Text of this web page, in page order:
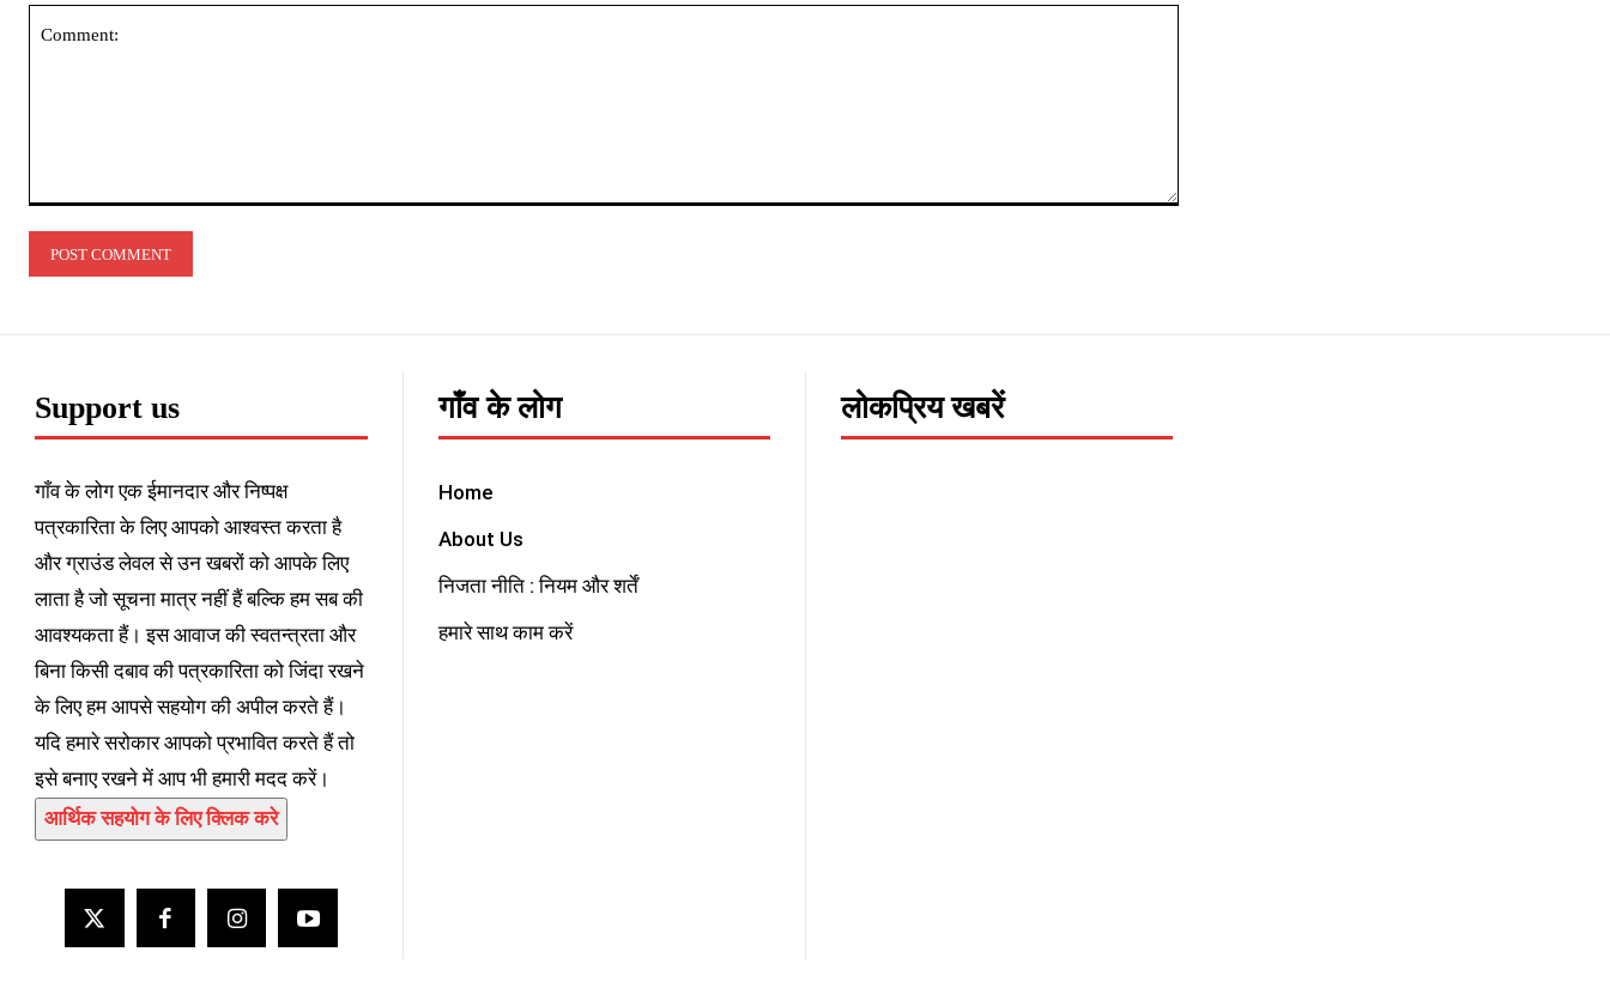
Support us
गाँव के लोग एक ईमानदार और निष्पक्ष
पत्रकारिता के लिए आपको आश्वस्त करता है
और ग्राउंड लेवल से उन खबरों को आपके लिए
लाता है जो सूचना मात्र नहीं हैं बल्कि हम सब की
आवश्यकता हैं। इस आवाज की स्वतन्त्रता और
बिना किसी दबाव की पत्रकारिता को जिंदा रखने
के लिए हम आपसे सहयोग की अपील करते हैं।
यदि हमारे सरोकार आपको प्रभावित करते हैं तो
इसे बनाए रखने में आप भी हमारी मदद करें।
आर्थिक सहयोग के लिए क्लिक करे
गाँव के लोग
Home
About Us
निजता नीति : नियम और शर्तें
हमारे साथ काम करें
लोकप्रिय खबरें